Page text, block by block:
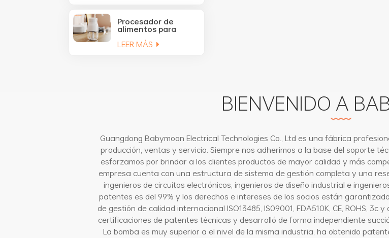
Procesador de
alimentos para
bebés eléctrico
portátil al por mayor
LEER MÁS
BIENVENIDO A
Guangdong Babymoon Electrical Technologies Co., Ltd es una fábrica
producción, ventas y servicio. Siempre nos adherimos a la base del soporte
esforzamos por brindar a los clientes productos de mayor calidad y más
empresa cuenta con una estructura de sistema de gestión completa y una
ingenieros de circuitos electrónicos, ingenieros de diseño industrial e
patentes es del 99% y los derechos e intereses de los socios están
de gestión de calidad internacional ISO13485, IS09001, FDA510K, CE, ROHS,
certificaciones de patentes técnicas y desarrolló de forma independiente
La bomba es muy superior a el nivel de la misma industria, ha obtenido